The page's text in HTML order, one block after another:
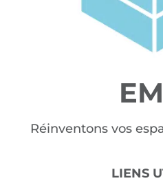
Réinventons vos
LIENS